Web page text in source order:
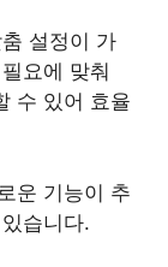
설정이 가
요에 맞춰
수 있어 효율
운 기능이 추
습니다.